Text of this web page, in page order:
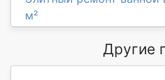
м²
Другие